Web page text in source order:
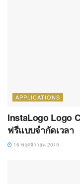
APPLICATIONS
InstaLogo Logo
ฟรีแบบจำกัดเวลา
16 พฤศจิกายน 2015